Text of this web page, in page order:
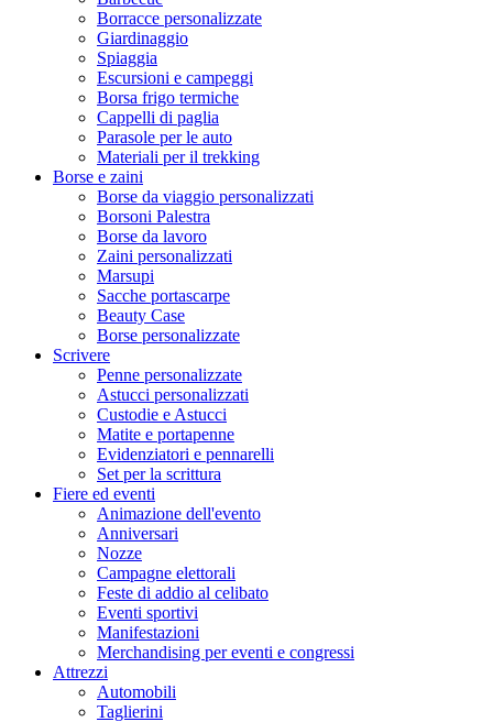
Borracce personalizzate
Giardinaggio
Spiaggia
Escursioni e campeggi
Borsa frigo termiche
Cappelli di paglia
Parasole per le auto
Materiali per il trekking
Borse e zaini
Borse da viaggio personalizzati
Borsoni Palestra
Borse da lavoro
Zaini personalizzati
Marsupi
Sacche portascarpe
Beauty Case
Borse personalizzate
Scrivere
Penne personalizzate
Astucci personalizzati
Custodie e Astucci
Matite e portapenne
Evidenziatori e pennarelli
Set per la scrittura
Fiere ed eventi
Animazione dell'evento
Anniversari
Nozze
Campagne elettorali
Feste di addio al celibato
Eventi sportivi
Manifestazioni
Merchandising per eventi e congressi
Attrezzi
Automobili
Taglierini